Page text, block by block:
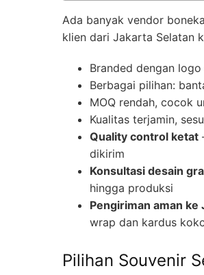
Ada banyak vendor
klien dari Jakarta Selatan
Branded dengan
Berbagai pilihan:
MOQ rendah, cocok
Kualitas terjamin,
Quality control ketat
dikirim
Konsultasi desain
hingga produksi
Pengiriman aman ke
wrap dan kardus
Pilihan Souvenir